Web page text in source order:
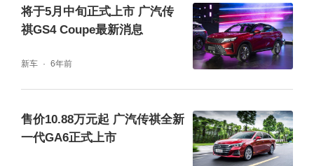
将于5月中旬正式上市 广汽传
祺GS4 Coupe最新消息
新车 6年前
售价10.88万元起 广汽传祺全新
一代GA6正式上市